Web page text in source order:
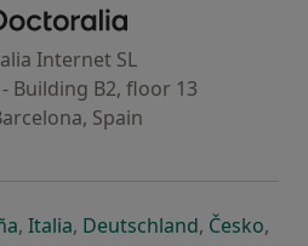
Doctoralia - Homepage
Internet SL
- Building B2, floor 13
Spain
separador
novo separador
abre num novo separador
, Italiaabre num novo
, Deutschlandabre num
, Česko,